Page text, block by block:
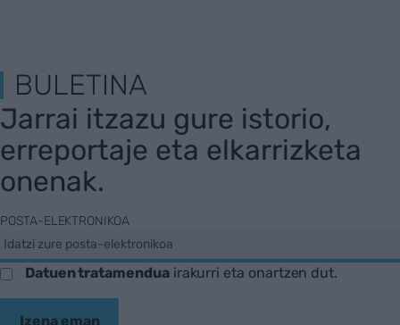
BULETINA
Jarrai itzazu gure istorio,
erreportaje eta elkarrizketa
onenak.
POSTA-ELEKTRONIKOA
Datuen tratamenduairakurri eta onartzen dut.
Izena eman